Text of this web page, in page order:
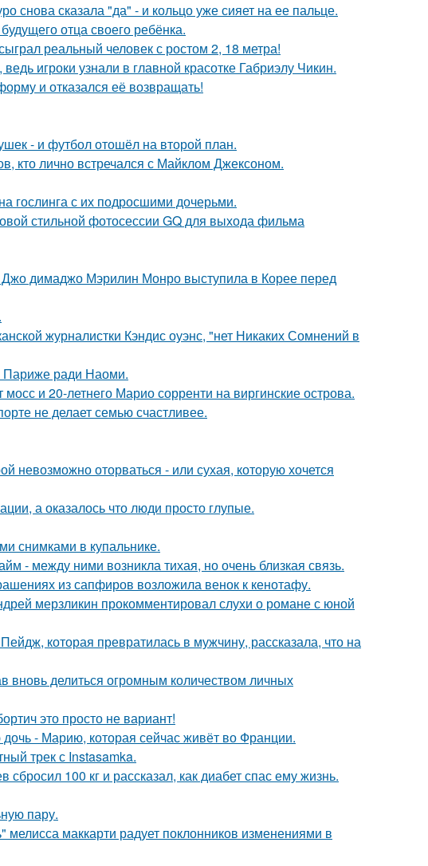
снова сказала "да" - и кольцо уже сияет на ее пальце.
отца своего ребёнка.
реальный человек с ростом 2, 18 метра!
игроки узнали в главной красотке Габриэлу Чикин.
и отказался её возвращать!
- и футбол отошёл на второй план.
кто лично встречался с Майклом Джексоном.
гослинга с их подросшими дочерьми.
стильной фотосессии GQ для выхода фильма
Джо димаджо Мэрилин Монро выступила в Корее перед
журналистки Кэндис оуэнс, "нет Никаких Сомнений в
Париже ради Наоми.
и 20-летнего Марио сорренти на виргинские острова.
не делает семью счастливее.
невозможно оторваться - или сухая, которую хочется
а оказалось что люди просто глупые.
снимками в купальнике.
- между ними возникла тихая, но очень близкая связь.
из сапфиров возложила венок к кенотафу.
мерзликин прокомментировал слухи о романе с юной
которая превратилась в мужчину, рассказала, что на
вновь делиться огромным количеством личных
это просто не вариант!
- Марию, которая сейчас живёт во Франции.
трек с Instasamka.
100 кг и рассказал, как диабет спас ему жизнь.
пару.
маккарти радует поклонников изменениями в